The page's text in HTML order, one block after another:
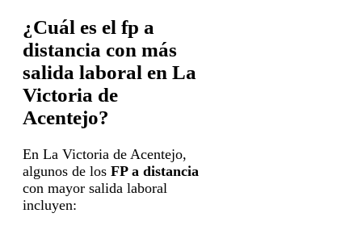
¿Cuál es el fp a
distancia con más
salida laboral en La
Victoria de
Acentejo?
En La Victoria de Acentejo,
algunos de los FP a distancia
con mayor salida laboral
incluyen: